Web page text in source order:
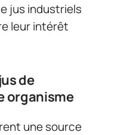
jus industriels
leur intérêt
de
organisme
une source